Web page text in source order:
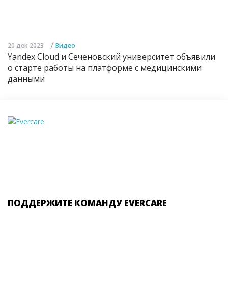
20 дек 2023 / Видео
Yandex Cloud и Сеченовский университет объявили
о старте работы на платформе с медицинскими
данными
ПОДДЕРЖИТЕ КОМАНДУ EVERCARE